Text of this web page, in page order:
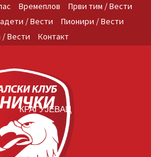
Времеплов
Први тим / Вести
/ Вести
Пионири / Вести
/ Вести
Контакт
КРАГУЈЕВАЦ